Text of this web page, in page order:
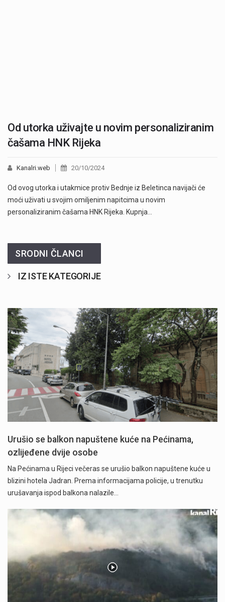
Od utorka uživajte u novim personaliziranim
čašama HNK Rijeka
Kanalri.web 20/10/2024
Od ovog utorka i utakmice protiv Bednje iz Beletinca navijači će
moći uživati u svojim omiljenim napitcima u novim
personaliziranim čašama HNK Rijeka. Kupnja…
SRODNI ČLANCI
IZ ISTE KATEGORIJE
Urušio se balkon napuštene kuće na Pećinama,
ozlijeđene dvije osobe
Na Pećinama u Rijeci večeras se urušio balkon napuštene kuće u
blizini hotela Jadran. Prema informacijama policije, u trenutku
urušavanja ispod balkona nalazile…